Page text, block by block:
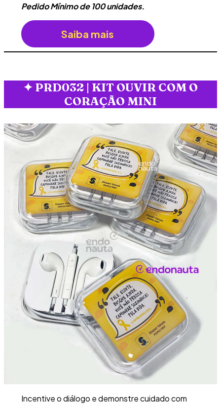
Pedido Mínimo de 100 unidades.
Saiba mais
✦ PRD032 | KIT OUVIR COM O
CORAÇÃO MINI
Incentive o diálogo e demonstre cuidado com